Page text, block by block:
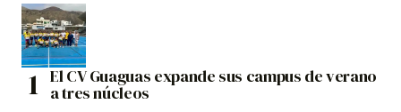
El CV Guaguas expande sus campus de verano
a tres núcleos